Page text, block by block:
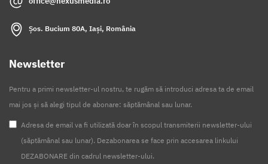
Șos. Bucium 80A, Iași, România
Newsletter
Pentru a primi newsletter-ul nostru, te rugăm să introduci adresa ta de email
mai jos și să alegi tipul de abonare: săptămânal sau lunar.
Adresa de email va fi utilizată doar în scopul transmiterii newsletter-ului
(săptămânal sau lunar). Dezabonarea se face prin accesarea linkului
DEZABONARE din cadrul newsletter-ului.